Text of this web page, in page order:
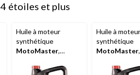
4 étoiles et plus
Huile à moteur
synthétique
MotoMaster,
0W-20, 5 L
Huile à moteur
synthétique
MotoMaster,
5W-20, 5 L